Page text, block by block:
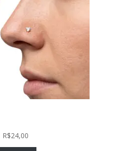
R$24,00